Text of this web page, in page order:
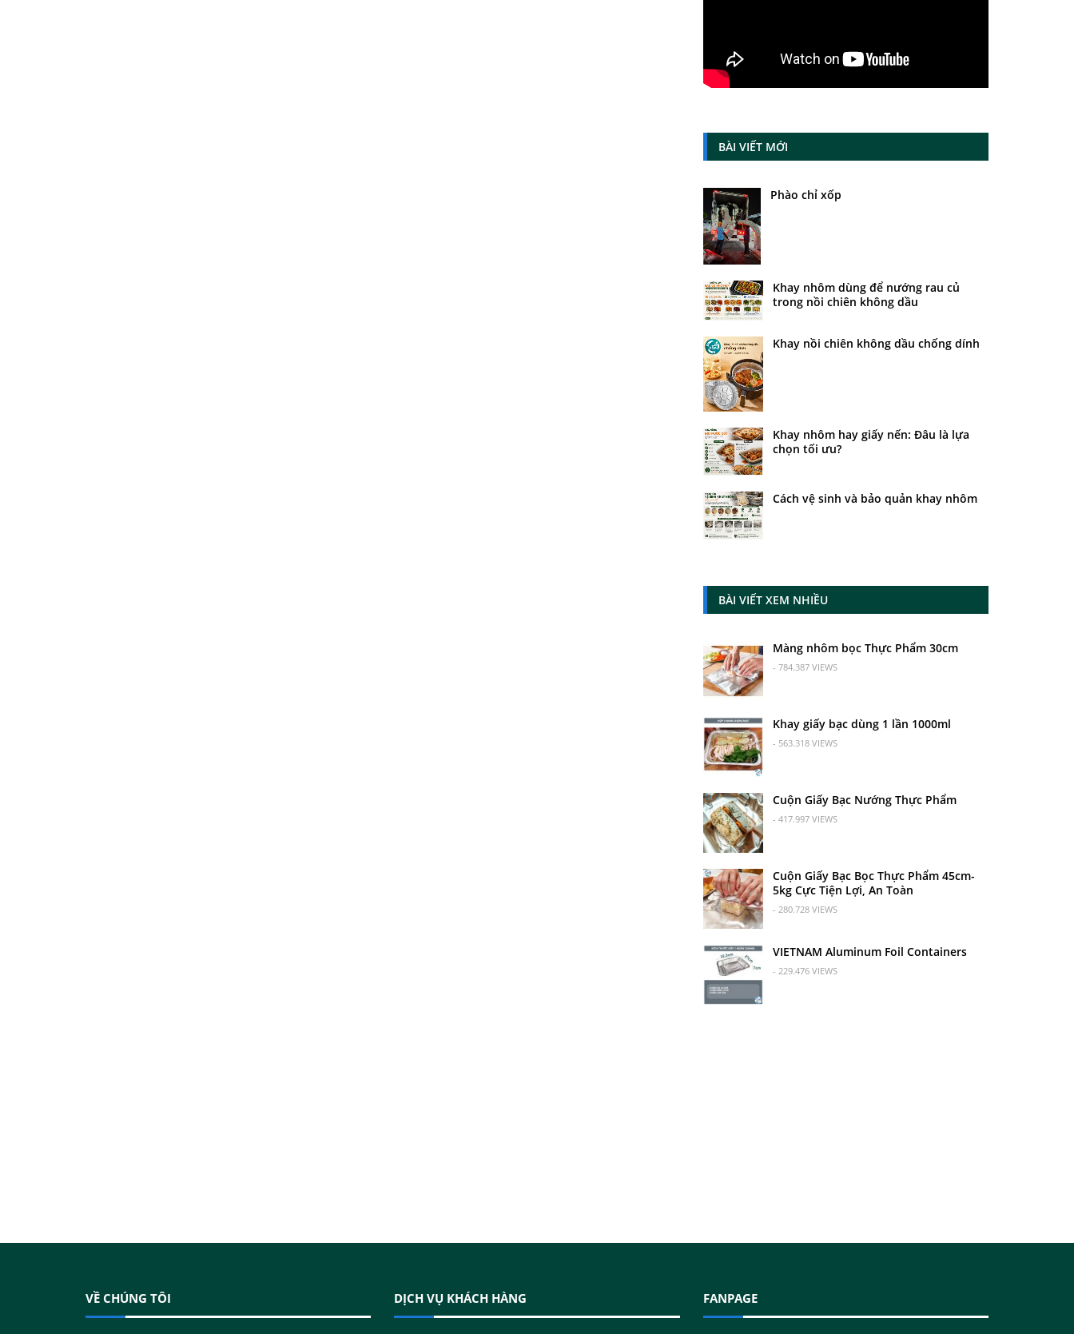
BÀI VIẾT MỚI
Phào chỉ xốp
Khay nhôm dùng để nướng rau củ
trong nồi chiên không dầu
Khay nồi chiên không dầu chống dính
Khay nhôm hay giấy nến: Đâu là lựa
chọn tối ưu?
Cách vệ sinh và bảo quản khay nhôm
BÀI VIẾT XEM NHIỀU
Màng nhôm bọc Thực Phẩm 30cm
- 784.387 VIEWS
Khay giấy bạc dùng 1 lần 1000ml
- 563.318 VIEWS
Cuộn Giấy Bạc Nướng Thực Phẩm
- 417.997 VIEWS
Cuộn Giấy Bạc Bọc Thực Phẩm 45cm-
5kg Cực Tiện Lợi, An Toàn
- 280.728 VIEWS
VIETNAM Aluminum Foil Containers
- 229.476 VIEWS
VỀ CHÚNG TÔI DỊCH VỤ KHÁCH HÀNG FANPAGE